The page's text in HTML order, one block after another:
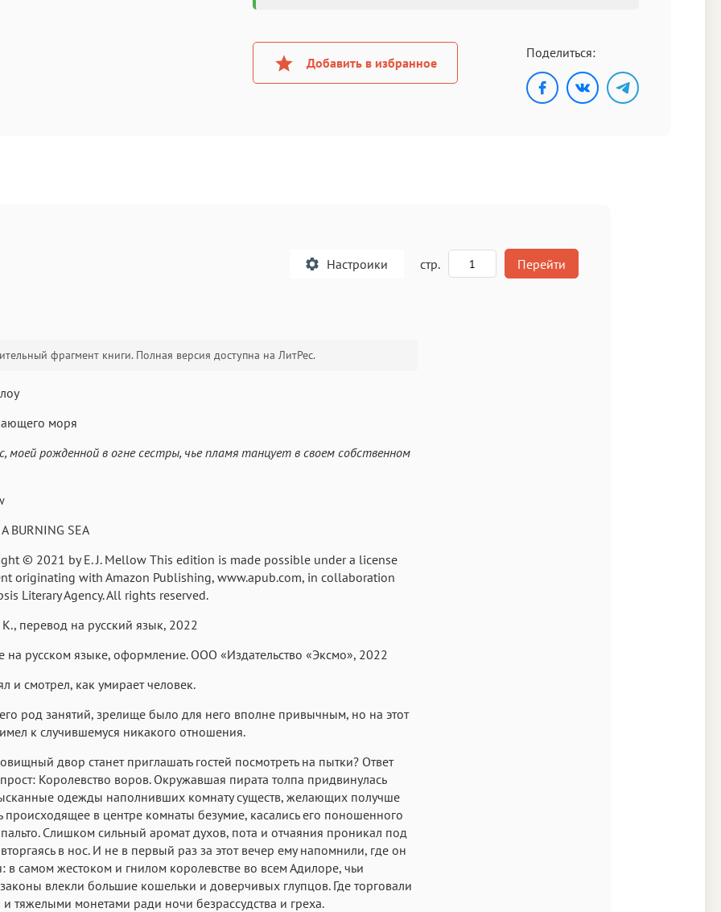
Добавить в избранное
Поделиться:
Настроики
Аа
Iowan
Аа
San Francisco Аа
SF Serif Аа
New York
Аа
Helvetica Neue Arial
Аа Аа Аа Аа
стр. Перейти
фрагмент книги. Полная версия доступна на ЛитРес.
моря
моей рожденной в огне сестры, чье пламя танцует в своем собственном
BURNING SEA
© 2021 by E. J. Mellow This edition is made possible under a license
originating with Amazon Publishing, www.apub.com, in collaboration
Literary Agency. All rights reserved.
перевод на русский язык, 2022
русском языке, оформление. ООО «Издательство «Эксмо», 2022
и смотрел, как умирает человек.
род занятий, зрелище было для него вполне привычным, но на этот
к случившемуся никакого отношения.
двор станет приглашать гостей посмотреть на пытки? Ответ
Королевство воров. Окружавшая пирата толпа придвинулась
одежды наполнивших комнату существ, желающих получше
происходящее в центре комнаты безумие, касались его поношенного
Слишком сильный аромат духов, пота и отчаяния проникал под
в нос. И не в первый раз за этот вечер ему напомнили, где он
в самом жестоком и гнилом королевстве во всем Адилоре, чьи
влекли большие кошельки и доверчивых глупцов. Где торговали
и тяжелыми монетами ради ночи безрассудства и греха.